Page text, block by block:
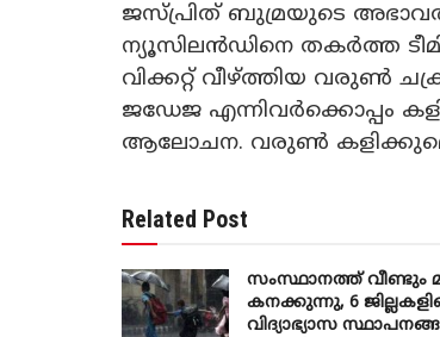
ജസ്പ്രിത് ബുമ്രയുടെ
ന്യൂസിലൻഡിനെ തകർത്ത
വിക്കറ്റ് വീഴ്ത്തിയ വരുൺ
ജഡേജ എന്നിവർക്കൊപ്പം
ആലോചന. വരുൺ
Related Post
സംസ്ഥാനത്ത് വീണ്ടും
കനക്കുന്നു, 6
വിദ്യാഭ്യാസ